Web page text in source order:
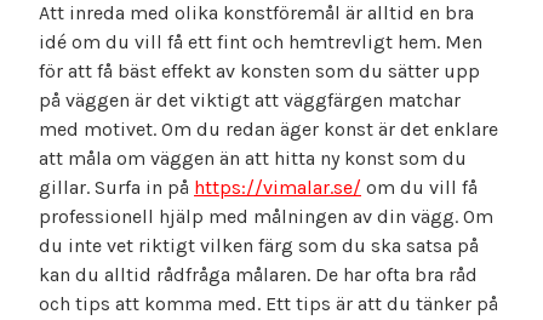
Att inreda med olika konstföremål är alltid en bra
idé om du vill få ett fint och hemtrevligt hem. Men
för att få bäst effekt av konsten som du sätter upp
på väggen är det viktigt att väggfärgen matchar
med motivet. Om du redan äger konst är det enklare
att måla om väggen än att hitta ny konst som du
gillar. Surfa in på https://vimalar.se/ om du vill få
professionell hjälp med målningen av din vägg. Om
du inte vet riktigt vilken färg som du ska satsa på
kan du alltid rådfråga målaren. De har ofta bra råd
och tips att komma med. Ett tips är att du tänker på